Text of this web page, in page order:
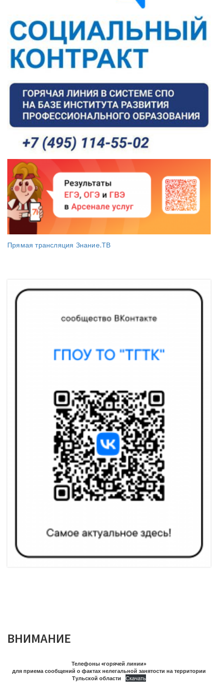
Прямая трансляция Знание.ТВ
ВНИМАНИЕ
Телефоны «горячей линии»
для приема сообщений о фактах нелегальной занятости на территории
Тульской области
Скачать